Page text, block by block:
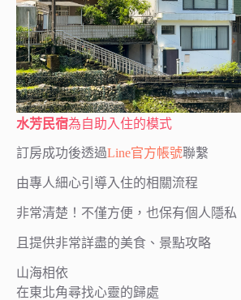
水芳民宿為自助入住的模式
訂房成功後透過Line官方帳號聯繫
由專人細心引導入住的相關流程
非常清楚！不僅方便，也保有個人隱私
且提供非常詳盡的美食、景點攻略
山海相依
在東北角尋找心靈的歸處